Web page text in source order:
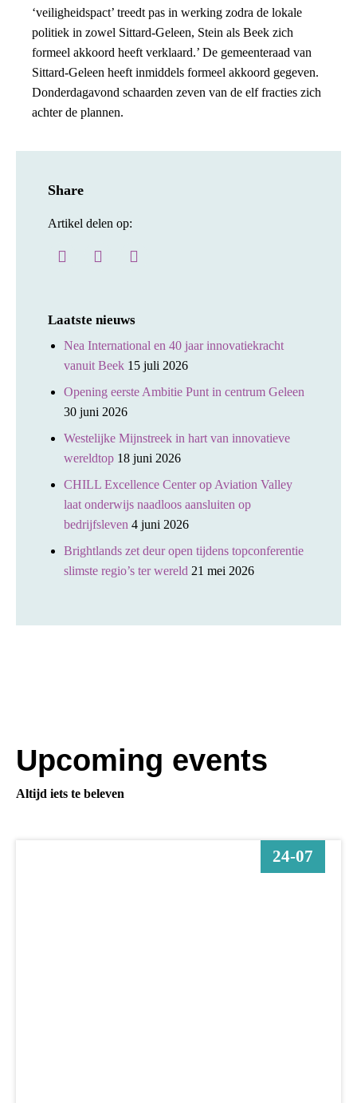
‘veiligheidspact’ treedt pas in werking zodra de lokale
politiek in zowel Sittard-Geleen, Stein als Beek zich
formeel akkoord heeft verklaard.’ De gemeenteraad van
Sittard-Geleen heeft inmiddels formeel akkoord gegeven.
Donderdagavond schaarden zeven van de elf fracties zich
achter de plannen.
Share
Artikel delen op:
Laatste nieuws
Nea International en 40 jaar innovatiekracht
vanuit Beek 15 juli 2026
Opening eerste Ambitie Punt in centrum Geleen
30 juni 2026
Westelijke Mijnstreek in hart van innovatieve
wereldtop 18 juni 2026
CHILL Excellence Center op Aviation Valley
laat onderwijs naadloos aansluiten op
bedrijfsleven 4 juni 2026
Brightlands zet deur open tijdens topconferentie
slimste regio’s ter wereld 21 mei 2026
Upcoming events
Altijd iets te beleven
24-07